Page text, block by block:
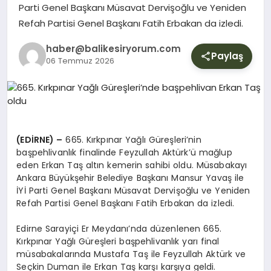
Parti Genel Başkanı Müsavat Dervişoğlu ve Yeniden
Refah Partisi Genel Başkanı Fatih Erbakan da izledi.
haber@balikesiryorum.com
06 Temmuz 2026 Paylaş
(EDİRNE) – 665. Kırkpınar Yağlı Güreşleri’nin
başpehlivanlık finalinde Feyzullah Aktürk’ü mağlup
eden Erkan Taş altın kemerin sahibi oldu. Müsabakayı
Ankara Büyükşehir Belediye Başkanı Mansur Yavaş ile
İYİ Parti Genel Başkanı Müsavat Dervişoğlu ve Yeniden
Refah Partisi Genel Başkanı Fatih Erbakan da izledi.
Edirne Sarayiçi Er Meydanı’nda düzenlenen 665.
Kırkpınar Yağlı Güreşleri başpehlivanlık yarı final
müsabakalarında Mustafa Taş ile Feyzullah Aktürk ve
Seçkin Duman ile Erkan Taş karşı karşıya geldi.